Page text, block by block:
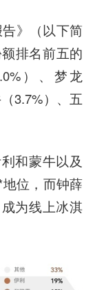
》（以下简
排名前五的
）、梦龙
3.7%）、五
和蒙牛以及
位，而钟薛
为线上冰淇